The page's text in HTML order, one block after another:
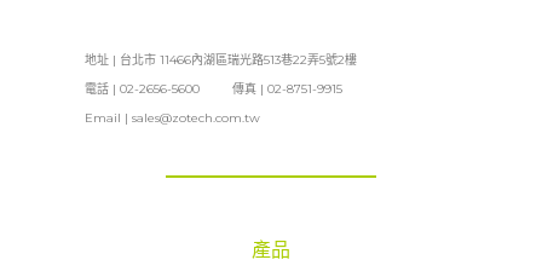
地址 | 台北市 11466內湖區瑞光路513巷22弄5號2樓
電話 | 02-2656-5600 傳真 | 02-8751-9915
Email | sales@zotech.com.tw
產品